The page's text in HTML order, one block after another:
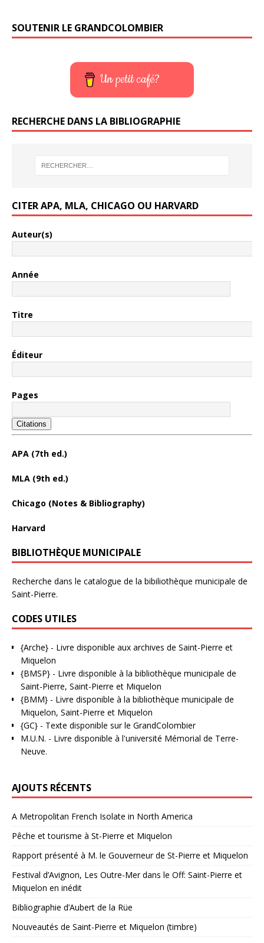
SOUTENIR LE GRANDCOLOMBIER
Un petit café?
RECHERCHE DANS LA BIBLIOGRAPHIE
CITER APA, MLA, CHICAGO OU HARVARD
Auteur(s)
Année
Titre
Éditeur
Pages
Citations
APA (7th ed.)
MLA (9th ed.)
Chicago (Notes & Bibliography)
Harvard
BIBLIOTHÈQUE MUNICIPALE
Recherche dans le catalogue de la bibiliothèque municipale de
Saint-Pierre.
CODES UTILES
{Arche} - Livre disponible aux archives de Saint-Pierre et
Miquelon
{BMSP} - Livre disponible à la bibliothèque municipale de
Saint-Pierre, Saint-Pierre et Miquelon
{BMM} - Livre disponible à la bibliothèque municipale de
Miquelon, Saint-Pierre et Miquelon
{GC} - Texte disponible sur le GrandColombier
M.U.N. - Livre disponible à l'université Mémorial de Terre-
Neuve.
AJOUTS RÉCENTS
A Metropolitan French Isolate in North America
Pêche et tourisme à St-Pierre et Miquelon
Rapport présenté à M. le Gouverneur de St-Pierre et Miquelon
Festival d’Avignon, Les Outre-Mer dans le Off: Saint-Pierre et
Miquelon en inédit
Bibliographie d’Aubert de la Rüe
Nouveautés de Saint-Pierre et Miquelon (timbre)